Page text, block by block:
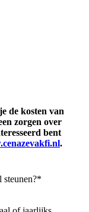
de kosten van
zorgen over
bent
.
*